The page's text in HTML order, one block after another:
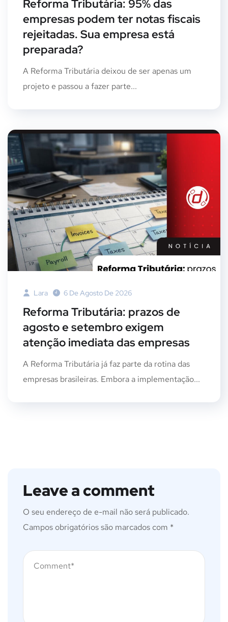
Reforma Tributária: 95% das
empresas podem ter notas fiscais
rejeitadas. Sua empresa está
preparada?
A Reforma Tributária deixou de ser apenas um
projeto e passou a fazer parte...
Lara 6 De Agosto De 2026
Reforma Tributária: prazos de
agosto e setembro exigem
atenção imediata das empresas
A Reforma Tributária já faz parte da rotina das
empresas brasileiras. Embora a implementação...
Leave a comment
O seu endereço de e-mail não será publicado.
Campos obrigatórios são marcados com *